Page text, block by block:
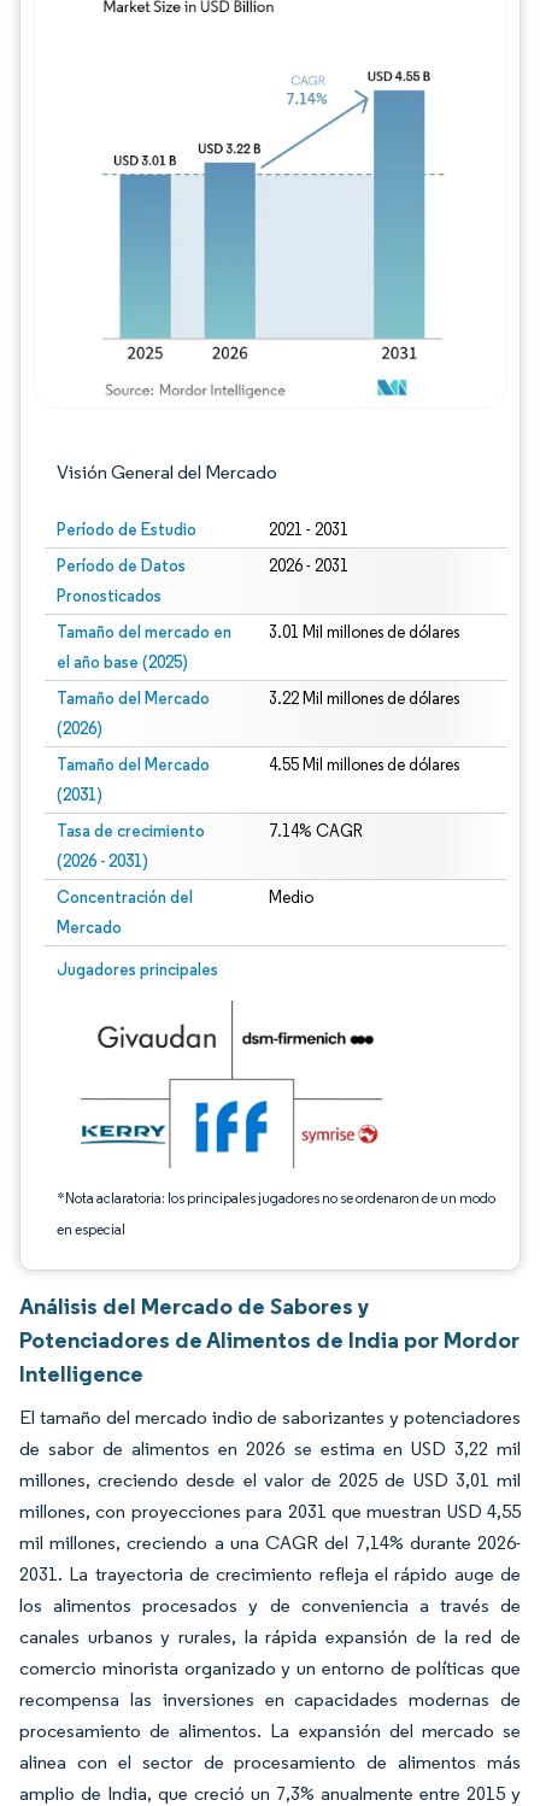
Visión General del Mercado
Período de Estudio 2021 - 2031
Período de Datos
Pronosticados
2026 - 2031
Tamaño del mercado en
el año base (2025)
3.01 Mil millones de dólares
Tamaño del Mercado
(2026)
3.22 Mil millones de dólares
Tamaño del Mercado
(2031)
4.55 Mil millones de dólares
Tasa de crecimiento
(2026 - 2031)
7.14% CAGR
Concentración del
Mercado
Medio
Jugadores principales
*Nota aclaratoria: los principales jugadores no se ordenaron de un modo
en especial
Imagen © Mordor Intelligence. El uso requiere atribución según CC BY 4.0.
Análisis del Mercado de Sabores y
Potenciadores de Alimentos de India por Mordor
Intelligence
El tamaño del mercado indio de saborizantes y potenciadores
de sabor de alimentos en 2026 se estima en USD 3,22 mil
millones, creciendo desde el valor de 2025 de USD 3,01 mil
millones, con proyecciones para 2031 que muestran USD 4,55
mil millones, creciendo a una CAGR del 7,14% durante 2026-
2031. La trayectoria de crecimiento refleja el rápido auge de
los alimentos procesados y de conveniencia a través de
canales urbanos y rurales, la rápida expansión de la red de
comercio minorista organizado y un entorno de políticas que
recompensa las inversiones en capacidades modernas de
procesamiento de alimentos. La expansión del mercado se
alinea con el sector de procesamiento de alimentos más
amplio de India, que creció un 7,3% anualmente entre 2015 y